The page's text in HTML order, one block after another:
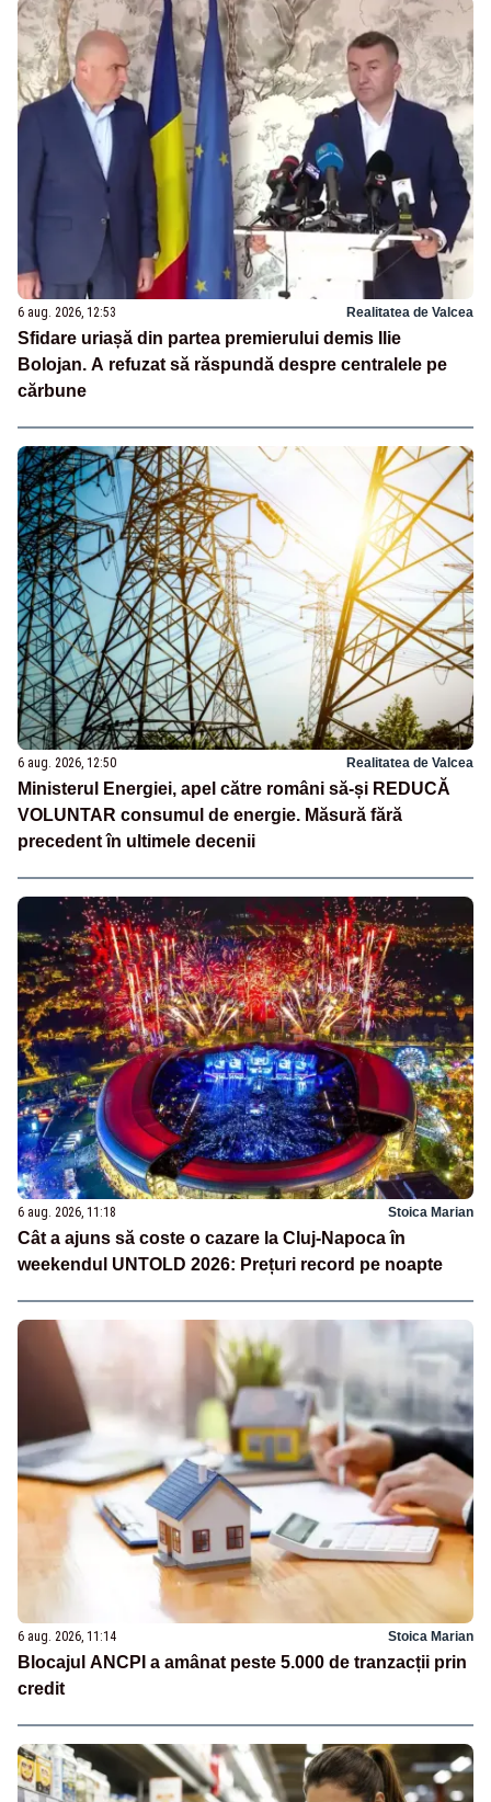
6 aug. 2026, 12:53 Realitatea de Valcea
Sfidare uriașă din partea premierului demis Ilie
Bolojan. A refuzat să răspundă despre centralele pe
cărbune
6 aug. 2026, 12:50 Realitatea de Valcea
Ministerul Energiei, apel către români să-și REDUCĂ
VOLUNTAR consumul de energie. Măsură fără
precedent în ultimele decenii
6 aug. 2026, 11:18 Stoica Marian
Cât a ajuns să coste o cazare la Cluj-Napoca în
weekendul UNTOLD 2026: Prețuri record pe noapte
6 aug. 2026, 11:14 Stoica Marian
Blocajul ANCPI a amânat peste 5.000 de tranzacții prin
credit